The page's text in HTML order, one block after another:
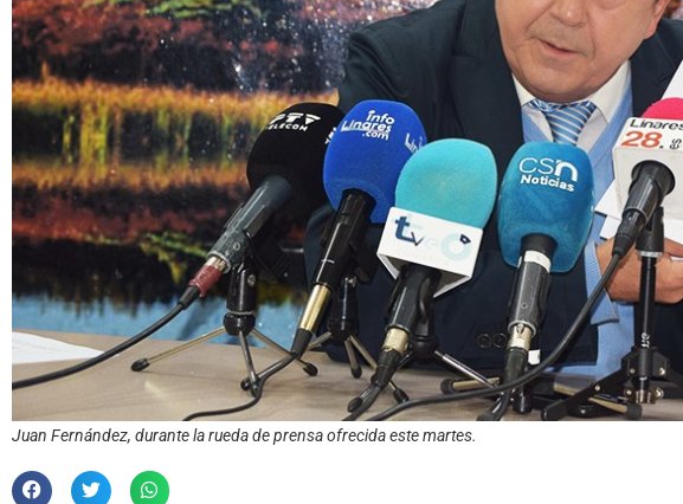
Juan Fernández, durante la rueda de prensa ofrecida este martes.